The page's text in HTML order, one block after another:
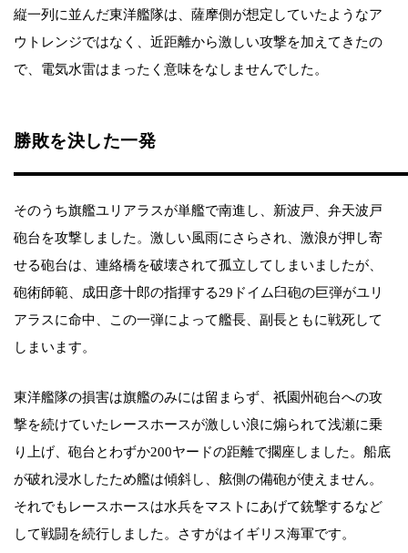
縦一列に並んだ東洋艦隊は、薩摩側が想定していたようなア
ウトレンジではなく、近距離から激しい攻撃を加えてきたの
で、電気水雷はまったく意味をなしませんでした。
勝敗を決した一発
そのうち旗艦ユリアラスが単艦で南進し、新波戸、弁天波戸
砲台を攻撃しました。激しい風雨にさらされ、激浪が押し寄
せる砲台は、連絡橋を破壊されて孤立してしまいましたが、
砲術師範、成田彦十郎の指揮する29ドイム臼砲の巨弾がユリ
アラスに命中、この一弾によって艦長、副長ともに戦死して
しまいます。
東洋艦隊の損害は旗艦のみには留まらず、祇園州砲台への攻
撃を続けていたレースホースが激しい浪に煽られて浅瀬に乗
り上げ、砲台とわずか200ヤードの距離で擱座しました。船底
が破れ浸水したため艦は傾斜し、舷側の備砲が使えません。
それでもレースホースは水兵をマストにあげて銃撃するなど
して戦闘を続行しました。さすがはイギリス海軍です。